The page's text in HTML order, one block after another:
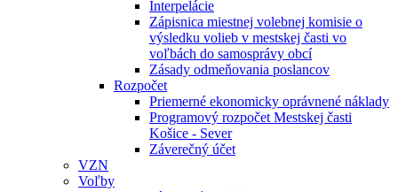
Interpelácie
Zápisnica miestnej volebnej komisie o
výsledku volieb v mestskej časti vo
voľbách do samosprávy obcí
Zásady odmeňovania poslancov
Rozpočet
Priemerné ekonomicky oprávnené náklady
Programový rozpočet Mestskej časti
Košice - Sever
Záverečný účet
VZN
Voľby